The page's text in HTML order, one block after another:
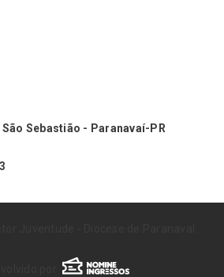
Sebastião - Paranavaí-PR